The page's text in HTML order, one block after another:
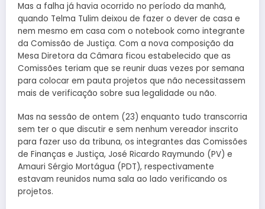
Mas a falha já havia ocorrido no período da manhã,
quando Telma Tulim deixou de fazer o dever de casa e
nem mesmo em casa com o notebook como integrante
da Comissão de Justiça. Com a nova composição da
Mesa Diretora da Câmara ficou estabelecido que as
Comissões teriam que se reunir duas vezes por semana
para colocar em pauta projetos que não necessitassem
mais de verificação sobre sua legalidade ou não.
Mas na sessão de ontem (23) enquanto tudo transcorria
sem ter o que discutir e sem nenhum vereador inscrito
para fazer uso da tribuna, os integrantes das Comissões
de Finanças e Justiça, José Ricardo Raymundo (PV) e
Amauri Sérgio Mortágua (PDT), respectivamente
estavam reunidos numa sala ao lado verificando os
projetos.